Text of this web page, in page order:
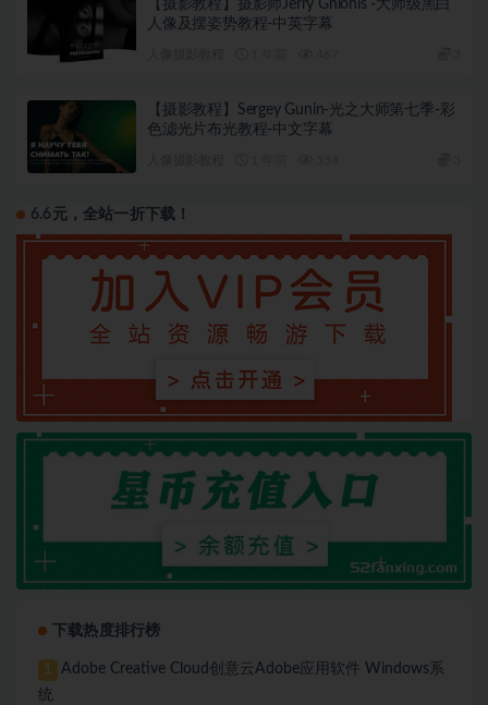
【摄影教程】摄影师Jerry Ghionis -大师级黑白
人像及摆姿势教程-中英字幕
【摄影教程】Sergey Gunin-光之大师第七季-彩
色滤光片布光教程-中文字幕
6.6元，全站一折下载！
下载热度排行榜
1
Adobe Creative Cloud创意云Adobe应用软件 Windows系
统